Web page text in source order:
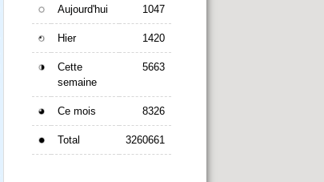
Aujourd'hui 1047
Hier 1420
Cette
semaine
5663
Ce mois 8326
Total 3260661